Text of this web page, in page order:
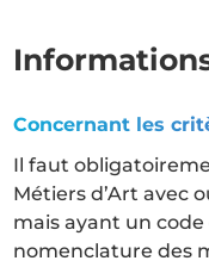
Concernant les
Il faut
Métiers d’Art avec
mais ayant un
nomenclature des